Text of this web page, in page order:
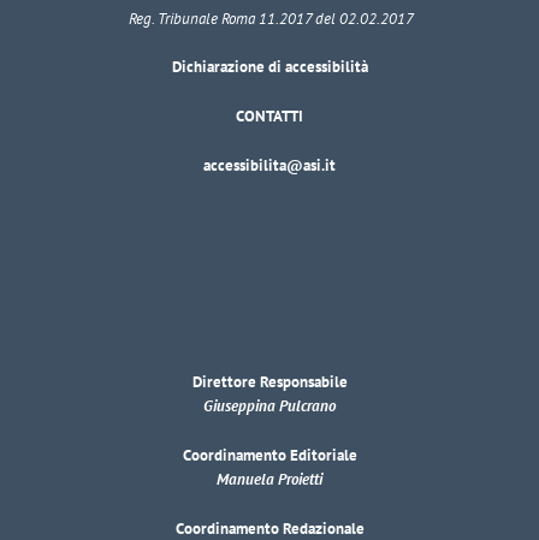
Reg. Tribunale Roma 11.2017 del 02.02.2017
Dichiarazione di accessibilità
CONTATTI
accessibilita@asi.it
Direttore Responsabile
Giuseppina Pulcrano
Coordinamento Editoriale
Manuela Proietti
Coordinamento Redazionale